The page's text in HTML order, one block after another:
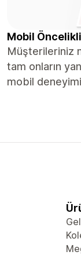
Mobil Öncelikli
Müşterileriniz
tam onların
mobil